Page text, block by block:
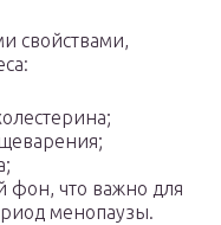
свойствами,
фон, что важно для
менопаузы.